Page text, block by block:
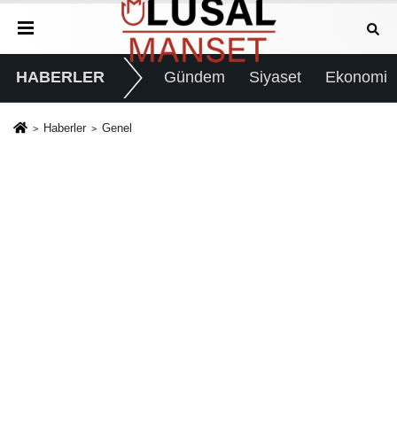
HABERLER Gündem Siyaset Ekonomi
Haberler Genel